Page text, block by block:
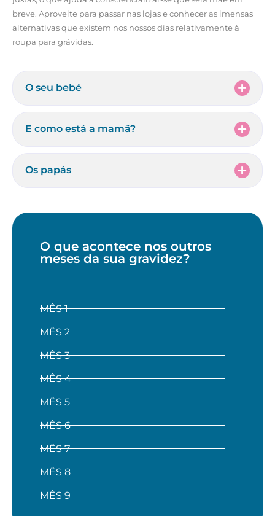
breve. Aproveite para passar nas lojas e conhecer as imensas
alternativas que existem nos nossos dias relativamente à
roupa para grávidas.
O seu bebé
E como está a mamã?
Os papás
O que acontece nos outros
meses da sua gravidez?
MÊS 1
MÊS 2
MÊS 3
MÊS 4
MÊS 5
MÊS 6
MÊS 7
MÊS 8
MÊS 9